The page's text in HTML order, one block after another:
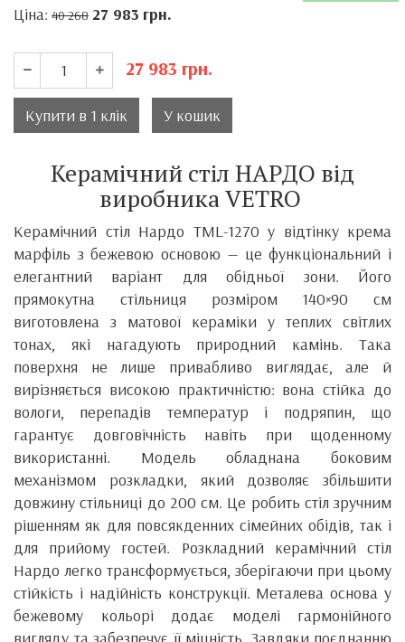
Ціна: 40 268 27 983 грн.
27 983 грн.
Купити в 1 клік У кошик
Керамічний стіл НАРДО від
виробника VETRO
Керамічний стіл Нардо TML-1270 у відтінку крема
марфіль з бежевою основою — це функціональний і
елегантний варіант для обідньої зони. Його
прямокутна стільниця розміром 140×90 см
виготовлена з матової кераміки у теплих світлих
тонах, які нагадують природний камінь. Така
поверхня не лише привабливо виглядає, але й
вирізняється високою практичністю: вона стійка до
вологи, перепадів температур і подряпин, що
гарантує довговічність навіть при щоденному
використанні. Модель обладнана боковим
механізмом розкладки, який дозволяє збільшити
довжину стільниці до 200 см. Це робить стіл зручним
рішенням як для повсякденних сімейних обідів, так і
для прийому гостей. Розкладний керамічний стіл
Нардо легко трансформується, зберігаючи при цьому
стійкість і надійність конструкції. Металева основа у
бежевому кольорі додає моделі гармонійного
вигляду та забезпечує її міцність. Завдяки поєднанню